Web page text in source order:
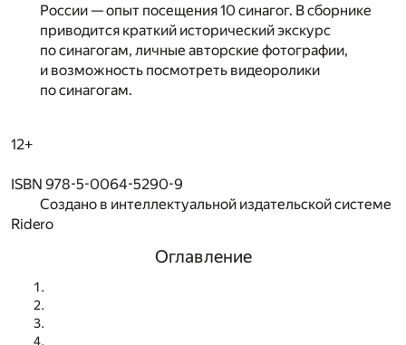
России — опыт посещения 10 синагог. В сборнике
приводится краткий исторический экскурс
по синагогам, личные авторские фотографии,
и возможность посмотреть видеоролики
по синагогам.
12+
ISBN 978-5-0064-5290-9
Создано в интеллектуальной издательской системе
Ridero
Оглавление